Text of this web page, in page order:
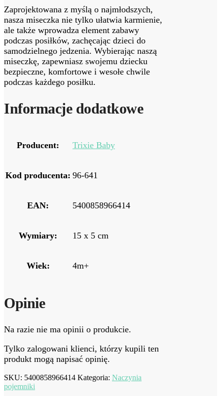
Zaprojektowana z myślą o najmłodszych,
nasza miseczka nie tylko ułatwia karmienie,
ale także wprowadza element zabawy
podczas posiłków, zachęcając dzieci do
samodzielnego jedzenia. Wybierając naszą
miseczkę, zapewniasz swojemu dziecku
bezpieczne, komfortowe i wesołe chwile
podczas każdego posiłku.
Informacje dodatkowe
Producent: Trixie Baby
Kod producenta: 96-641
EAN: 5400858966414
Wymiary: 15 x 5 cm
Wiek: 4m+
Opinie
Na razie nie ma opinii o produkcie.
Tylko zalogowani klienci, którzy kupili ten
produkt mogą napisać opinię.
SKU: 5400858966414 Kategoria: Naczynia
pojemniki